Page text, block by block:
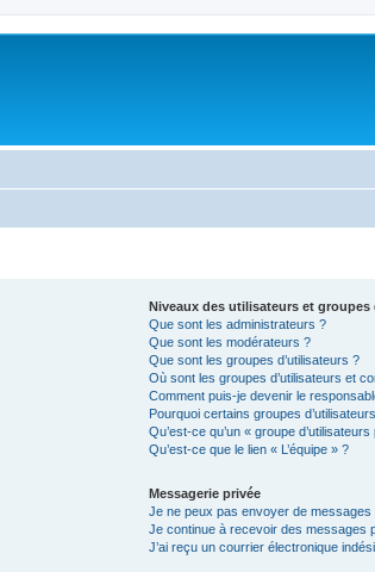
Niveaux des utilisateurs et groupes
Que sont les administrateurs ?
Que sont les modérateurs ?
Que sont les groupes d’utilisateurs ?
Où sont les groupes d’utilisateurs et
Comment puis-je devenir le
Pourquoi certains groupes
Qu’est-ce qu’un « groupe
Qu’est-ce que le lien « L’équipe » ?
Messagerie privée
Je ne peux pas envoyer de messages
Je continue à recevoir des messages
J’ai reçu un courrier électronique